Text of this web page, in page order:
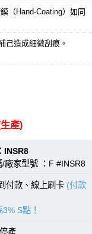
（Hand-Coating）如同
己造成細微刮痕。
產)
家型號 ：F #INSR8
付款、線上刷卡 (付款
S點！
產